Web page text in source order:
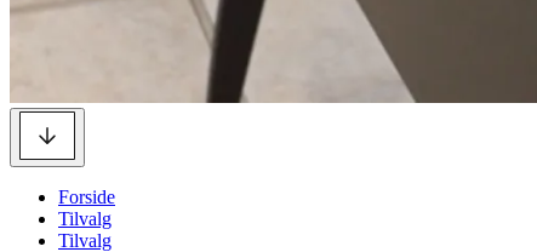
Forside
Tilvalg
Tilvalg